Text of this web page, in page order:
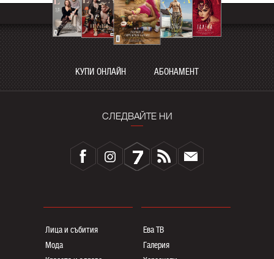
КУПИ ОНЛАЙН АБОНАМЕНТ
СЛЕДВАЙТЕ НИ
Лица и събития
Мода
Ева ТВ
Галерия